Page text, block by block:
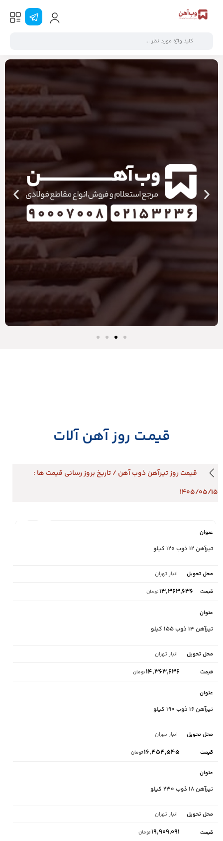
قیمـت روز آهن آلات
قیمت روز تیـرآهن ذوب آهن / تاریخ بروز رسانی قیمت ها :
۱۴۰۵/۰۵/۱۵
تحویل
تیرآهن ۱۲ ذوب ۱۲۰ کیلو
انبار تهران
۱۳,۳۶۳,۶۳۶تومان
تیرآهن ۱۴ ذوب ۱۵۵ کیلو
انبار تهران
۱۴,۳۶۳,۶۳۶تومان
تیرآهن ۱۶ ذوب ۱۹۰ کیلو
انبار تهران
۱۶,۴۵۴,۵۴۵تومان
تیرآهن ۱۸ ذوب ۲۳۰ کیلو
انبار تهران
۱۹,۹۰۹,۰۹۱تومان